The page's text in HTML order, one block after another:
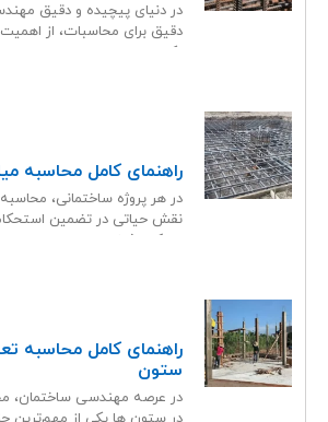
در دنیای پیچیده و دقیق
دقیق برای محاسبات، از اهمیت
یکی از
راهنمای کامل محاسبه
در هر پروژه ساختمانی،
نقش حیاتی در تضمین استحکام
می‌کند. فونداسیون
راهنمای کامل محاسبه
ستون
در عرصه مهندسی ساختمان،